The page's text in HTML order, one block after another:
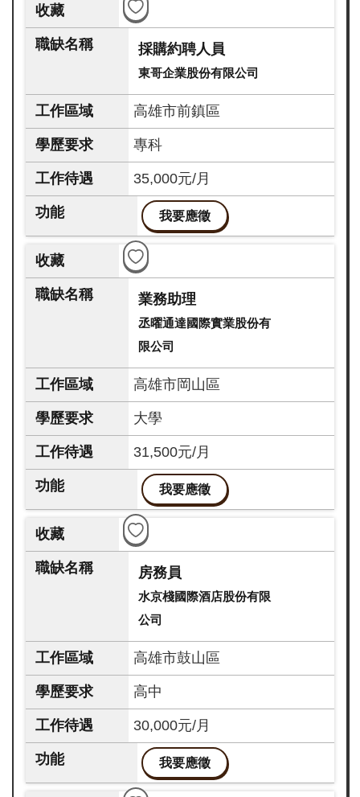
採購約聘人員
東哥企業股份有限公司
高雄市前鎮區
專科
35,000元/月
我要應徵
業務助理
丞曜通達國際實業股份有
限公司
高雄市岡山區
大學
31,500元/月
我要應徵
房務員
水京棧國際酒店股份有限
公司
高雄市鼓山區
高中
30,000元/月
我要應徵